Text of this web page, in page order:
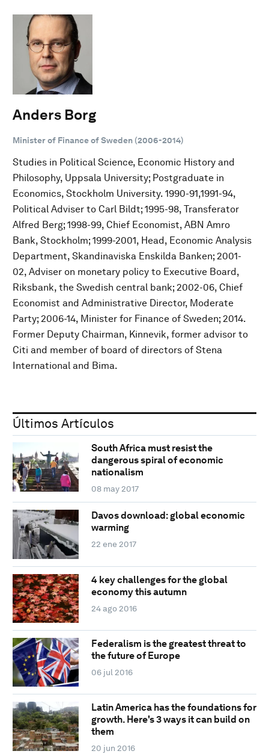
Anders Borg
Minister of Finance of Sweden (2006-2014)
Studies in Political Science, Economic History and
Philosophy, Uppsala University; Postgraduate in
Economics, Stockholm University. 1990-91,1991-94,
Political Adviser to Carl Bildt; 1995-98, Transferator
Alfred Berg; 1998-99, Chief Economist, ABN Amro
Bank, Stockholm; 1999-2001, Head, Economic Analysis
Department, Skandinaviska Enskilda Banken; 2001-
02, Adviser on monetary policy to Executive Board,
Riksbank, the Swedish central bank; 2002-06, Chief
Economist and Administrative Director, Moderate
Party; 2006-14, Minister for Finance of Sweden; 2014.
Former Deputy Chairman, Kinnevik, former advisor to
Citi and member of board of directors of Stena
International and Bima.
Últimos Artículos
South Africa must resist the
dangerous spiral of economic
nationalism
08 may 2017
Davos download: global economic
warming
22 ene 2017
4 key challenges for the global
economy this autumn
24 ago 2016
Federalism is the greatest threat to
the future of Europe
06 jul 2016
Latin America has the foundations for
growth. Here's 3 ways it can build on
them
20 jun 2016